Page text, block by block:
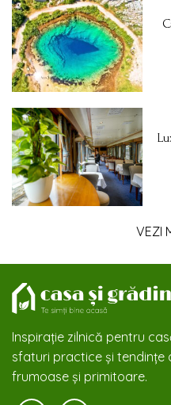
VEZI
Inspirație zilnică pentru
sfaturi practice și tendințe
frumoase și primitoare.